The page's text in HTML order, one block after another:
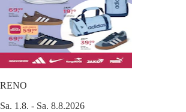
RENO
Sa. 1.8. - Sa. 8.8.2026